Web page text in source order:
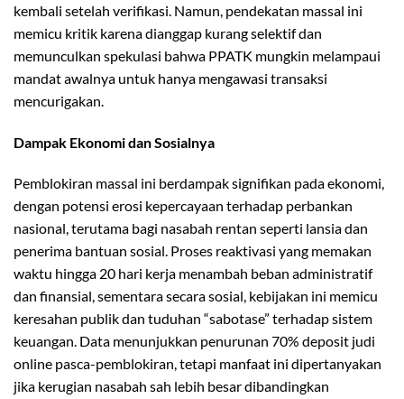
kembali setelah verifikasi. Namun, pendekatan massal ini
memicu kritik karena dianggap kurang selektif dan
memunculkan spekulasi bahwa PPATK mungkin melampaui
mandat awalnya untuk hanya mengawasi transaksi
mencurigakan.
Dampak Ekonomi dan Sosialnya
Pemblokiran massal ini berdampak signifikan pada ekonomi,
dengan potensi erosi kepercayaan terhadap perbankan
nasional, terutama bagi nasabah rentan seperti lansia dan
penerima bantuan sosial. Proses reaktivasi yang memakan
waktu hingga 20 hari kerja menambah beban administratif
dan finansial, sementara secara sosial, kebijakan ini memicu
keresahan publik dan tuduhan “sabotase” terhadap sistem
keuangan. Data menunjukkan penurunan 70% deposit judi
online pasca-pemblokiran, tetapi manfaat ini dipertanyakan
jika kerugian nasabah sah lebih besar dibandingkan